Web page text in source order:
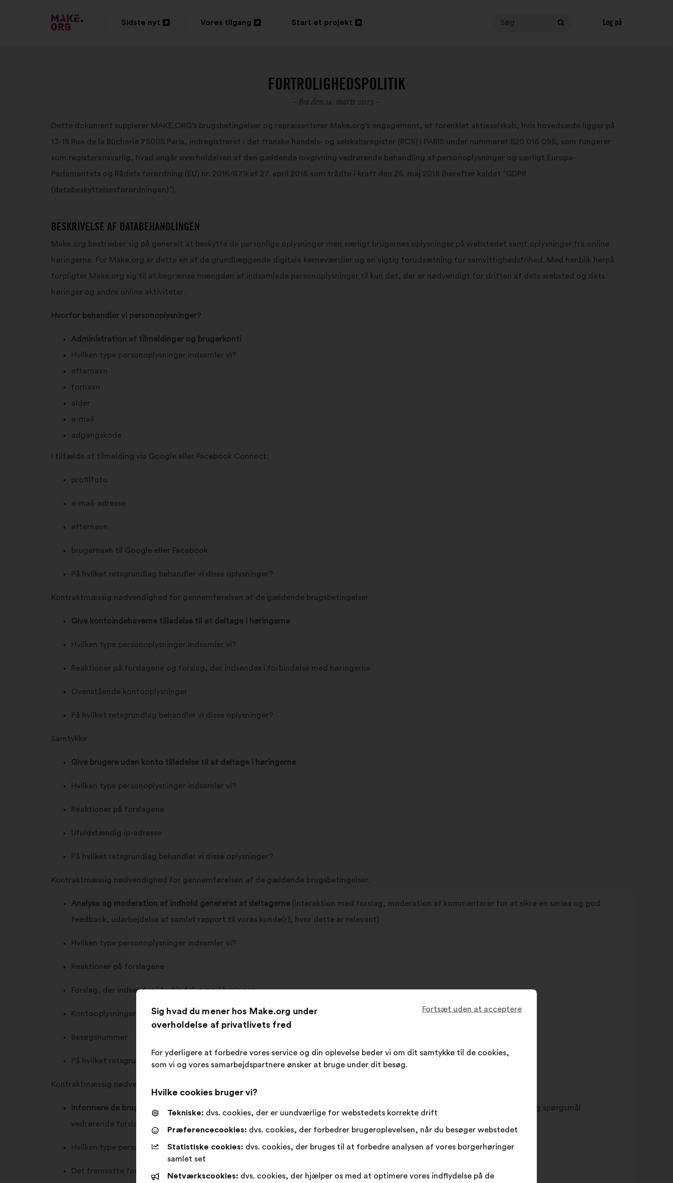
TILBAGE
Sidste nyt
Vores tilgang
Start et projekt
ny
Hvis
mellem
3
og
tegn.
på
knappen
Søg
Søg
Log på
FORTROLIGHEDSPOLITIK
- fra den 14. marts 2023 -
Dette dokument supplerer MAKE.ORG’s brugsbetingelser og repræsenterer Make.org’s engagement, et forenklet aktieselskab, hvis hovedsæde ligger på
13-15 Rue de la Bûcherie 75005 Paris, indregistreret i det franske handels- og selskabsregister (RCS) i PARIS under nummeret 820 016 095, som fungerer
som registeransvarlig, hvad angår overholdelsen af den gældende lovgivning vedrørende behandling af personoplysninger og særligt Europa-
Parlamentets og Rådets forordning (EU) nr. 2016/679 af 27. april 2016 som trådte i kraft den 25. maj 2018 (herefter kaldet ”GDPR
(databeskyttelsesforordningen)”).
BESKRIVELSE AF DATABEHANDLINGEN
Make.org bestræber sig på generelt at beskytte de personlige oplysninger men særligt brugernes oplysninger på webstedet samt oplysninger fra online
høringerne. For Make.org er dette en af de grundlæggende digitale kerneværdier og en vigtig forudsætning for samvittighedsfrihed. Med henblik herpå
forpligter Make.org sig til at begrænse mængden af indsamlede personoplysninger til kun det, der er nødvendigt for driften af dets websted og dets
høringer og andre online aktiviteter.
Hvorfor behandler vi personoplysninger?
Administration af tilmeldinger og brugerkonti
Hvilken type personoplysninger indsamler vi?
efternavn
fornavn
alder
e-mail
adgangskode
I tilfælde af tilmelding via Google eller Facebook Connect:
profilfoto
e-mail-adresse
efternavn
brugernavn til Google eller Facebook
På hvilket retsgrundlag behandler vi disse oplysninger?
Kontraktmæssig nødvendighed for gennemførelsen af de gældende brugsbetingelser
Give kontoindehaverne tilladelse til at deltage i høringerne
Hvilken type personoplysninger indsamler vi?
Reaktioner på forslagene og forslag, der indsendes i forbindelse med høringerne
Ovenstående kontooplysninger
På hvilket retsgrundlag behandler vi disse oplysninger?
Samtykke
Give brugere uden konto tilladelse til at deltage i høringerne
Hvilken type personoplysninger indsamler vi?
Reaktioner på forslagene
Ufuldstændig ip-adresse
På hvilket retsgrundlag behandler vi disse oplysninger?
Kontraktmæssig nødvendighed for gennemførelsen af de gældende brugsbetingelser.
Analyse og moderation af indhold genereret af deltagerne (interaktion med forslag, moderation af kommentarer for at sikre en seriøs og god
feedback, udarbejdelse af samlet rapport til vores kunde(r), hvor dette er relevant)
Hvilken type personoplysninger indsamler vi?
Reaktioner på forslagene
Forslag, der indsendes i forbindelse med høringen
Kontooplysninger
Besøgsnummer
På hvilket retsgrundlag behandler vi disse oplysninger?
Kontraktmæssig nødvendighed for gennemførelsen af de gældende brugsbetingelser.
Informere de bruger, der har indsendt et forslag, pr. e-mail
(bekræftelse af at forslaget er blevet offentliggjort, opfølgning og spørgsmål
vedrørende forslagets indhold)
Hvilken type personoplysninger indsamler vi?
Det fremsatte forslag
Fortsæt uden at acceptere
Sig hvad du mener hos Make.org under
overholdelse af privatlivets fred
For yderligere at forbedre vores service og din oplevelse beder vi om dit samtykke til de cookies,
som vi og vores samarbejdspartnere ønsker at bruge under dit besøg.
Hvilke cookies bruger vi?
Tekniske: dvs. cookies, der er uundværlige for webstedets korrekte drift
Præferencecookies: dvs. cookies, der forbedrer brugeroplevelsen, når du besøger webstedet
Statistiske cookies: dvs. cookies, der bruges til at forbedre analysen af vores borgerhøringer
samlet set
Netværkscookies: dvs. cookies, der hjælper os med at optimere vores indflydelse på de